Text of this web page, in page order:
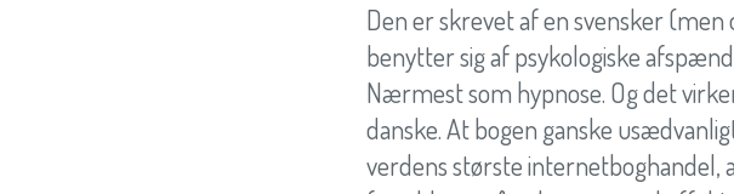
Den er skrevet af en svensker
benytter sig af psykologiske
Nærmest som hypnose. Og det
danske. At bogen ganske
verdens største internetboghandel,